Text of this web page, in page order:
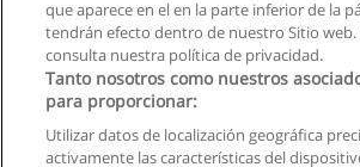
Siguiente
Página1de3
que aparece en el en la parte inferior de la
tendrán efecto dentro de nuestro Sitio web.
consulta nuestra política de privacidad.
Tanto nosotros como nuestros
para proporcionar:
Utilizar datos de localización geográfica
activamente las características del